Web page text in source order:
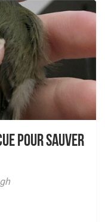
pour sauver